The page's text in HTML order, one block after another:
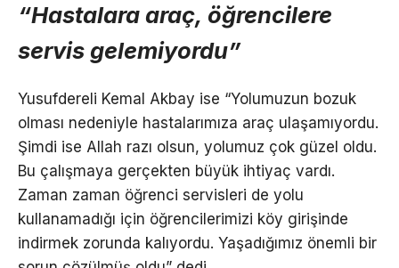
“Hastalara araç, öğrencilere
servis gelemiyordu”
Yusufdereli Kemal Akbay ise “Yolumuzun bozuk
olması nedeniyle hastalarımıza araç ulaşamıyordu.
Şimdi ise Allah razı olsun, yolumuz çok güzel oldu.
Bu çalışmaya gerçekten büyük ihtiyaç vardı.
Zaman zaman öğrenci servisleri de yolu
kullanamadığı için öğrencilerimizi köy girişinde
indirmek zorunda kalıyordu. Yaşadığımız önemli bir